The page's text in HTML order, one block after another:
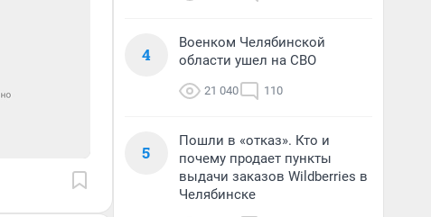
4
Военком Челябинской
области ушел на СВО
21 040 110
5
Пошли в «отказ». Кто и
почему продает пункты
выдачи заказов Wildberries в
Челябинске